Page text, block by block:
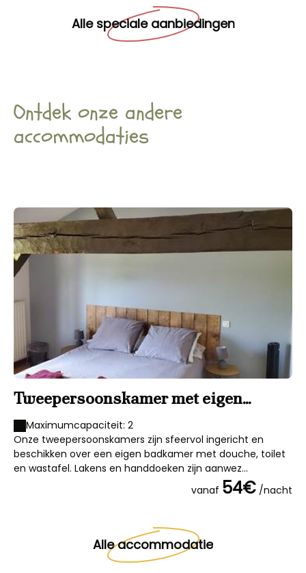
Alle speciale aanbiedingen
Ontdek onze andere
accommodaties
Tweepersoonskamer met eigen
badkamer
Maximumcapaciteit: 2
Onze tweepersoonskamers zijn sfeervol ingericht en
beschikken over een eigen badkamer met douche, toilet
en wastafel. Lakens en handdoeken zijn aanwez...
vanaf 54€ /nacht
Alle accommodatie